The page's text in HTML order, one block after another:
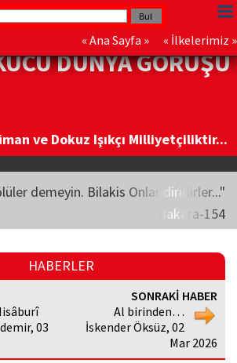
« Ana Sayfa » « İlkelerimiz »
DÜNYA GÖRÜŞÜ
ve Dokuz Işıkçı Milliyetçiliktir...
demeyin. Bilakis Onlar diridirler..."
Bakara-154
HABERLER
03
SONRAKİ HABER
Al birinden…
İskender Öksüz, 02
Mar 2026